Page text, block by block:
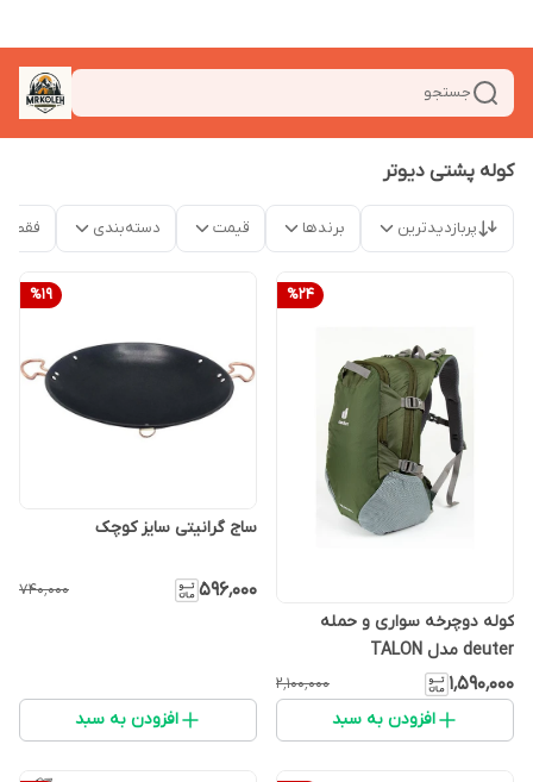
جستجو
کوله پشتی دیوتر
پربازدیدترین برندها قیمت دسته‌بندی فقط
%24
کوله دوچرخه سواری و حمله
deuter مدل TALON
۱٬۵۹۰٬۰۰۰ ۲٬۱۰۰٬۰۰۰
افزودن به سبد
%19
ساج گرانیتی سایز کوچک
۵۹۶٬۰۰۰ ۷۴۰٬۰۰۰
افزودن به سبد